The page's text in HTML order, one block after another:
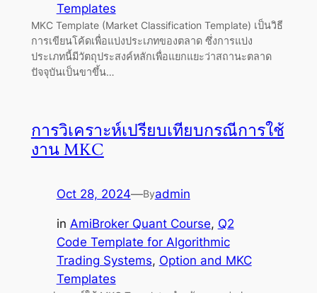
Templates
MKC Template (Market Classification Template) เป็นวิธี
การเขียนโค้ดเพื่อแบ่งประเภทของตลาด ซึ่งการแบ่ง
ประเภทนี้มีวัตถุประสงค์หลักเพื่อแยกแยะว่าสถานะตลาด
ปัจจุบันเป็นขาขึ้น…
การวิเคราะห์เปรียบเทียบกรณีการใช้
งาน MKC
Oct 28, 2024—Byadmin
in AmiBroker Quant Course, Q2
Code Template for Algorithmic
Trading Systems, Option and MKC
Templates